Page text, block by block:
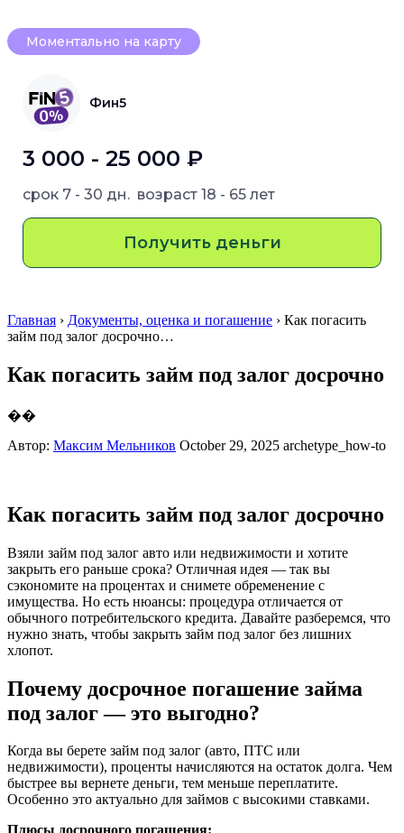
Моментально на карту
Фин5
3 000 - 25 000 ₽
срок 7 - 30 дн. возраст 18 - 65 лет
Получить деньги
Главная › Документы, оценка и погашение › Как погасить
займ под залог досрочно…
Как погасить займ под залог досрочно
��
Автор: Максим Мельников October 29, 2025 archetype_how-to
Как погасить займ под залог досрочно
Взяли займ под залог авто или недвижимости и хотите
закрыть его раньше срока? Отличная идея — так вы
сэкономите на процентах и снимете обременение с
имущества. Но есть нюансы: процедура отличается от
обычного потребительского кредита. Давайте разберемся, что
нужно знать, чтобы закрыть займ под залог без лишних
хлопот.
Почему досрочное погашение займа
под залог — это выгодно?
Когда вы берете займ под залог (авто, ПТС или
недвижимости), проценты начисляются на остаток долга. Чем
быстрее вы вернете деньги, тем меньше переплатите.
Особенно это актуально для займов с высокими ставками.